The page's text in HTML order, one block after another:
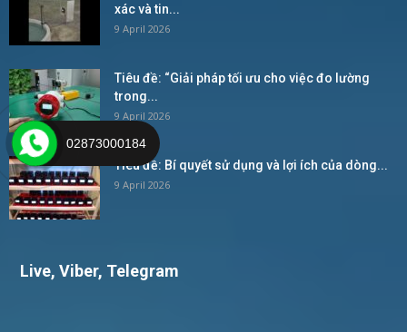
xác và tin...
9 April 2026
Tiêu đề: “Giải pháp tối ưu cho việc đo lường
trong...
9 April 2026
Tiêu đề: Bí quyết sử dụng và lợi ích của dòng...
9 April 2026
Live, Viber, Telegram
02873000184